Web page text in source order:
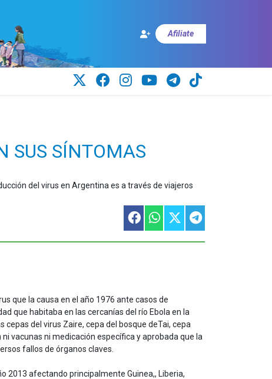
Afiliate
SUS SÍNTOMAS
del virus en Argentina es a través de viajeros
que la causa en el año 1976 ante casos de
que habitaba en las cercanías del río Ebola en la
cepas del virus Zaire, cepa del bosque deTai, cepa
vacunas ni medicación específica y aprobada que la
fallos de órganos claves.
2013 afectando principalmente Guinea,, Liberia,